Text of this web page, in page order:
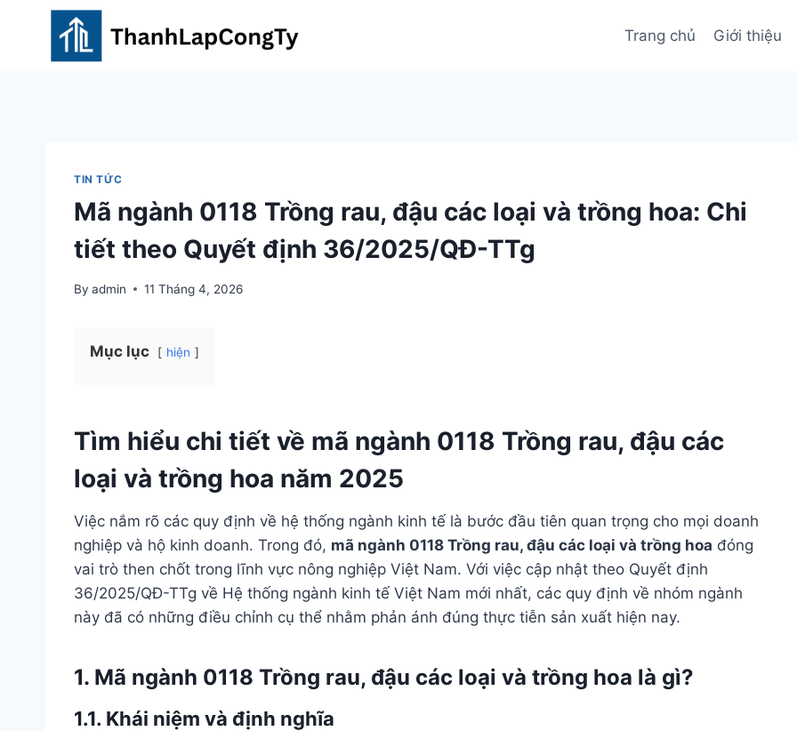
content
Trang chủ Giới thiệu
TIN TỨC
Mã ngành 0118 Trồng rau, đậu các loại và trồng hoa: Chi
tiết theo Quyết định 36/2025/QĐ-TTg
By admin 11 Tháng 4, 2026
Mục lục hiện
Tìm hiểu chi tiết về mã ngành 0118 Trồng rau, đậu các
loại và trồng hoa năm 2025
Việc nắm rõ các quy định về hệ thống ngành kinh tế là bước đầu tiên quan trọng cho mọi doanh
nghiệp và hộ kinh doanh. Trong đó, mã ngành 0118 Trồng rau, đậu các loại và trồng hoa đóng
vai trò then chốt trong lĩnh vực nông nghiệp Việt Nam. Với việc cập nhật theo Quyết định
36/2025/QĐ-TTg về Hệ thống ngành kinh tế Việt Nam mới nhất, các quy định về nhóm ngành
này đã có những điều chỉnh cụ thể nhằm phản ánh đúng thực tiễn sản xuất hiện nay.
1. Mã ngành 0118 Trồng rau, đậu các loại và trồng hoa là gì?
1.1. Khái niệm và định nghĩa